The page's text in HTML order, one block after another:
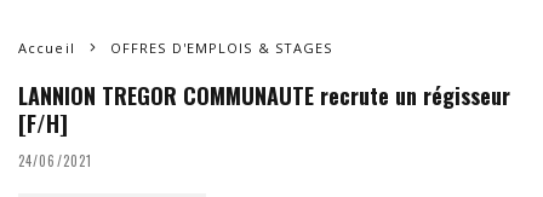
Accueil OFFRES D'EMPLOIS & STAGES
LANNION TREGOR COMMUNAUTE recrute un régisseur
[F/H]
24/06/2021